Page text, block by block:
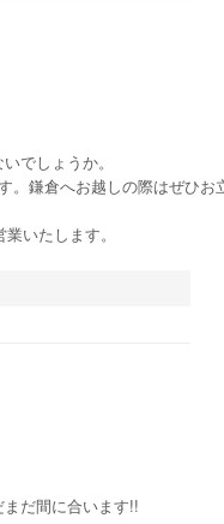
でしょうか。
。鎌倉へお越しの際はぜひお
いたします。
だ間に合います!!